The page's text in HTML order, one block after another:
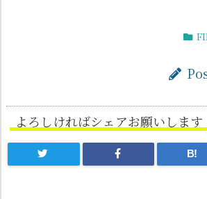
よろしければシェアお願いします
B!